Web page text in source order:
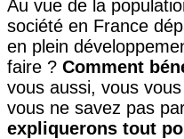
Au vue de la
société en France
en plein
faire ? Comment
vous aussi, vous
vous ne savez pas
expliquerons tout